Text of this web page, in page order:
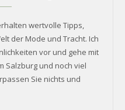
wertvolle Tipps,
der Mode und Tracht. Ich
vor und gehe mit
Salzburg und noch viel
Sie nichts und